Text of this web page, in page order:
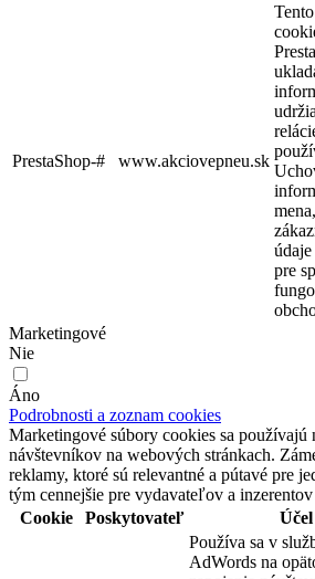
PrestaShop-# www.akciovepneu.sk
pre
Marketingové
Nie
Áno
Podrobnosti a zoznam cookies
Marketingové súbory cookies sa používajú
návštevníkov na webových stránkach.
reklamy, ktoré sú relevantné a pútavé pre
tým cennejšie pre vydavateľov a
Cookie
Poskytovateľ Účel
Používa sa v
AdWords na